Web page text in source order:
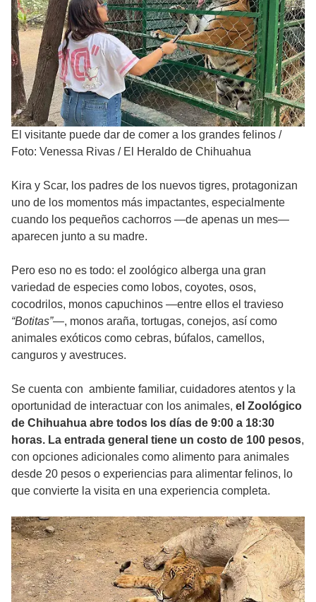
El visitante puede dar de comer a los grandes felinos /
Foto: Venessa Rivas / El Heraldo de Chihuahua
Kira y Scar, los padres de los nuevos tigres, protagonizan
uno de los momentos más impactantes, especialmente
cuando los pequeños cachorros —de apenas un mes—
aparecen junto a su madre.
Pero eso no es todo: el zoológico alberga una gran
variedad de especies como lobos, coyotes, osos,
cocodrilos, monos capuchinos —entre ellos el travieso
“Botitas”—, monos araña, tortugas, conejos, así como
animales exóticos como cebras, búfalos, camellos,
canguros y avestruces.
Se cuenta con ambiente familiar, cuidadores atentos y la
oportunidad de interactuar con los animales, el Zoológico
de Chihuahua abre todos los días de 9:00 a 18:30
horas. La entrada general tiene un costo de 100 pesos,
con opciones adicionales como alimento para animales
desde 20 pesos o experiencias para alimentar felinos, lo
que convierte la visita en una experiencia completa.